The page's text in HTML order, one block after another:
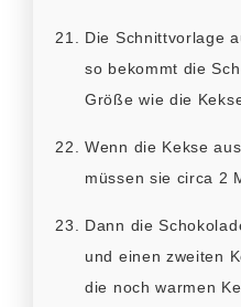
Die Schnittvorlage
so bekommt die
Größe wie die
Wenn die Kekse
müssen sie circa 2
Dann die
und einen zweiten
die noch warmen